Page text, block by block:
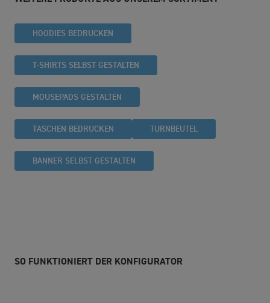
HOODIES BEDRUCKEN
T-SHIRTS SELBST GESTALTEN
MOUSEPADS GESTALTEN
TASCHEN BEDRUCKEN TURNBEUTEL
BANNER SELBST GESTALTEN
SO FUNKTIONIERT DER KONFIGURATOR